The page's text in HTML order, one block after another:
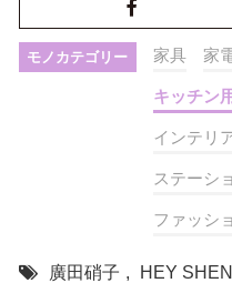
モノカテゴリー 家具 家
キッチン
インテリ
ステーシ
ファッシ
廣田硝子 , HEY